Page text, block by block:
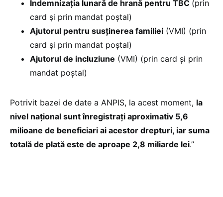
Indemnizația lunară de hrană pentru TBC (prin
card și prin mandat poștal)
Ajutorul pentru susținerea familiei (VMI) (prin
card și prin mandat poștal)
Ajutorul de incluziune (VMI) (prin card și prin
mandat poștal)
Potrivit bazei de date a ANPIS, la acest moment, la
nivel naţional sunt înregistraţi aproximativ 5,6
milioane de beneficiari ai acestor drepturi, iar suma
totală de plată este de aproape 2,8 miliarde lei.”